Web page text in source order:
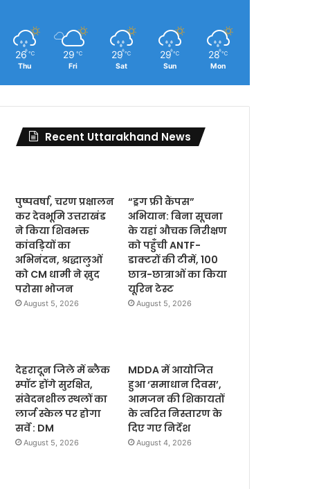
26 ℃
Thu
29 ℃
Fri
29 ℃
Sat
29 ℃
Sun
28 ℃
Mon
Recent Uttarakhand News
पुष्पवर्षा, चरण प्रक्षालन
कर देवभूमि उत्तराखंड
ने किया शिवभक्त
कांवड़ियों का
अभिनंदन, श्रद्धालुओं
को CM धामी ने ख़ुद
परोसा भोजन
August 5, 2026
“ड्रग फ्री कैंपस”
अभियान: बिना सूचना
के यहां औचक निरीक्षण
को पहुँची ANTF-
डाक्टरों की टीमें, 100
छात्र-छात्राओं का किया
यूरिन टेस्ट
August 5, 2026
देहरादून जिले में ब्लैक
स्पॉट होंगे सुरक्षित,
संवेदनशील स्थलों का
लार्ज स्केल पर होगा
सर्वे : DM
August 5, 2026
MDDA में आयोजित
हुआ ‘समाधान दिवस’,
आमजन की शिकायतों
के त्वरित निस्तारण के
दिए गए निर्देश
August 4, 2026